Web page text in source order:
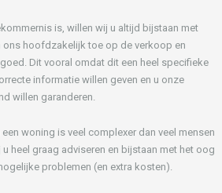
is, willen wij u altijd bijstaan met
ons hoofdzakelijk toe op de verkoop en
Dit vooral omdat dit een heel specifieke
informatie willen geven en u onze
willen garanderen.
woning is veel complexer dan veel mensen
heel graag adviseren en bijstaan met het oog
problemen (en extra kosten).